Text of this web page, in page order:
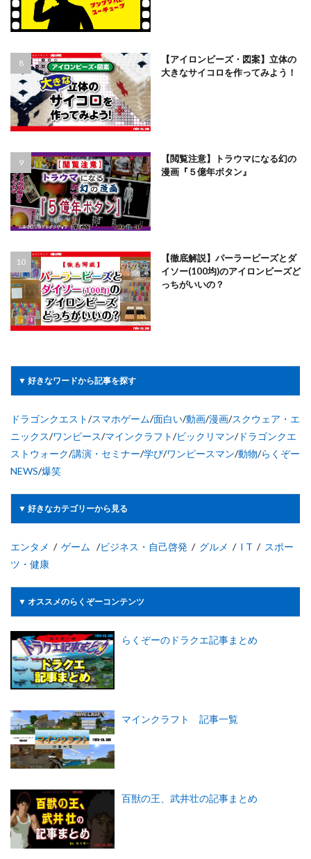
【アイロンビーズ・図案】立体の
大きなサイコロを作ってみよう！
【閲覧注意】トラウマになる幻の
漫画『５億年ボタン』
【徹底解説】パーラービーズとダ
イソー(100均)のアイロンビーズど
っちがいいの？
▼ 好きなワードから記事を探す
ドラゴンクエスト/スマホゲーム/面白い/動画/漫画/スクウェア・エ
ニックス/ワンピース/マインクラフト/ビックリマン/ドラゴンクエ
ストウォーク/講演・セミナー/学び/ワンピースマン/動物/らくぞー
NEWS/爆笑
▼ 好きなカテゴリーから見る
エンタメ / ゲーム /ビジネス・自己啓発 / グルメ / I T / スポー
ツ・健康
▼ オススメのらくぞーコンテンツ
らくぞーのドラクエ記事まとめ
マインクラフト 記事一覧
百獣の王、武井壮の記事まとめ